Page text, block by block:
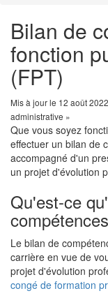
Bilan de
fonction
(FPT)
Mis à jour le 12 août
administrative »
Que vous soyez
effectuer un bilan de
accompagné d'un
un projet d'évolution
Qu'est-ce
Le bilan de
carrière en vue de
projet d'évolution
congé de formation